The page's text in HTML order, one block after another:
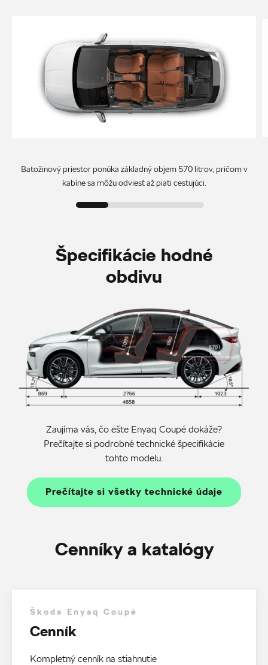
Batožinový priestor ponúka základný objem 570 litrov, pričom v
kabíne sa môžu odviesť až piati cestujúci.
Špecifikácie hodné
obdivu
Zaujíma vás, čo ešte Enyaq Coupé dokáže?
Prečítajte si podrobné technické špecifikácie
tohto modelu.
Prečítajte si všetky technické údaje
Cenníky a katalógy
Škoda Enyaq Coupé
Cenník
Kompletný cenník na stiahnutie